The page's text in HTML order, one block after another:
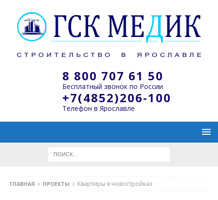
8 800 707 61 50
Бесплатный звонок по России
+7(4852)206-100
Телефон в Ярославле
ГЛАВНАЯ ПРОЕКТЫ Квартиры в новостройках